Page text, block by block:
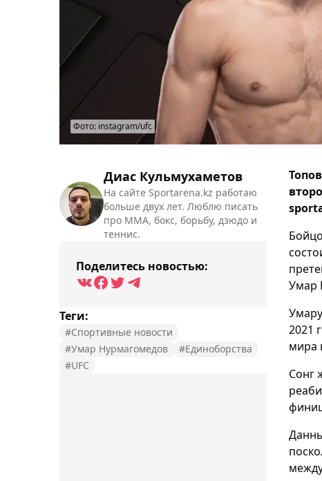
Фото: instagram/ufc
Диас Кульмухаметов
На сайте Sportarena.kz работаю
больше двух лет. Люблю писать
про ММА, бокс, борьбу, дзюдо и
теннис.
Поделитесь новостью:
Теги:
#Спортивные новости
#Умар Нурмагомедов
#Единоборства
#UFC
Умар
2021
мира
Сонг